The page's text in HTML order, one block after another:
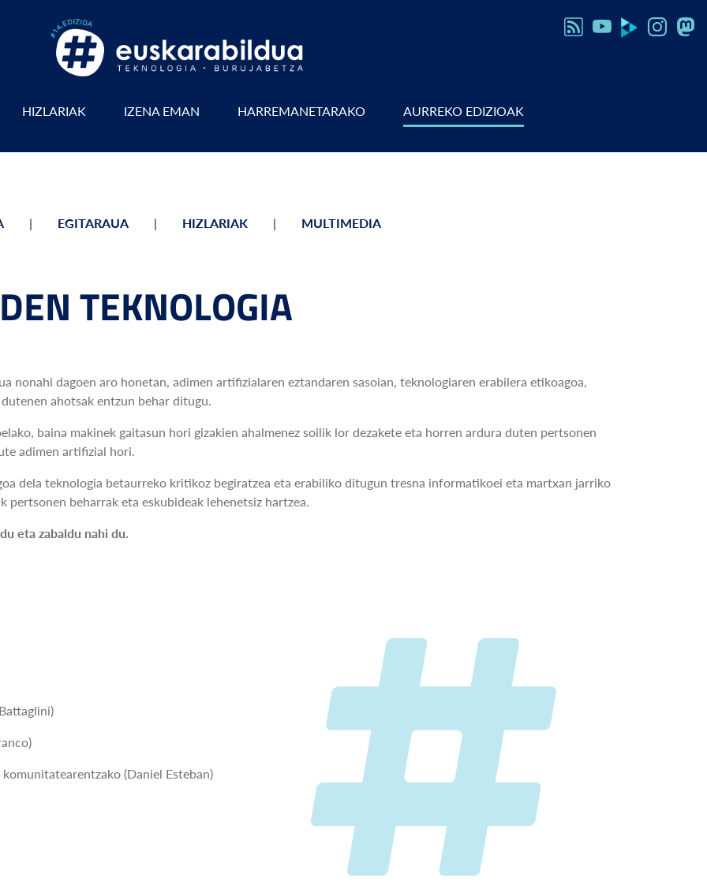
HIZLARIAK IZENA EMAN HARREMANETARAKO AURREKO EDIZIOAK
EGITARAUA HIZLARIAK MULTIMEDIA
TEKNOLOGIA
nonahi dagoen aro honetan, adimen artifizialaren eztandaren sasoian, teknologiaren erabilera etikoagoa,
ahotsak entzun behar ditugu.
baina makinek gaitasun hori gizakien ahalmenez soilik lor dezakete eta horren ardura duten pertsonen
adimen artifizial hori.
dela teknologia betaurreko kritikoz begiratzea eta erabiliko ditugun tresna informatikoei eta martxan jarriko
beharrak eta eskubideak lehenetsiz hartzea.
eta zabaldu nahi du.
(Daniel Esteban)